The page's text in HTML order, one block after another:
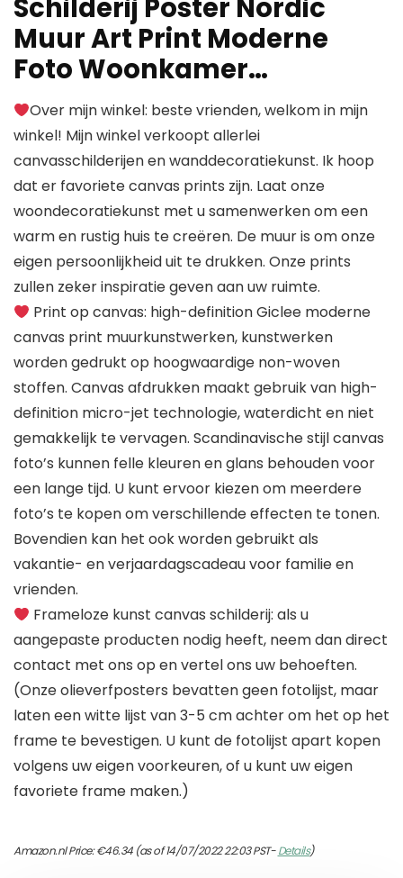
Schilderij Poster Nordic
Muur Art Print Moderne
Foto Woonkamer…
Over mijn winkel: beste vrienden, welkom in mijn
winkel! Mijn winkel verkoopt allerlei
canvasschilderijen en wanddecoratiekunst. Ik hoop
dat er favoriete canvas prints zijn. Laat onze
woondecoratiekunst met u samenwerken om een
warm en rustig huis te creëren. De muur is om onze
eigen persoonlijkheid uit te drukken. Onze prints
zullen zeker inspiratie geven aan uw ruimte.
Print op canvas: high-definition Giclee moderne
canvas print muurkunstwerken, kunstwerken
worden gedrukt op hoogwaardige non-woven
stoffen. Canvas afdrukken maakt gebruik van high-
definition micro-jet technologie, waterdicht en niet
gemakkelijk te vervagen. Scandinavische stijl canvas
foto’s kunnen felle kleuren en glans behouden voor
een lange tijd. U kunt ervoor kiezen om meerdere
foto’s te kopen om verschillende effecten te tonen.
Bovendien kan het ook worden gebruikt als
vakantie- en verjaardagscadeau voor familie en
vrienden.
Frameloze kunst canvas schilderij: als u
aangepaste producten nodig heeft, neem dan direct
contact met ons op en vertel ons uw behoeften.
(Onze olieverfposters bevatten geen fotolijst, maar
laten een witte lijst van 3-5 cm achter om het op het
frame te bevestigen. U kunt de fotolijst apart kopen
volgens uw eigen voorkeuren, of u kunt uw eigen
favoriete frame maken.)
Amazon.nl Price:€46.34(as of 14/07/2022 22:03 PST-Details)